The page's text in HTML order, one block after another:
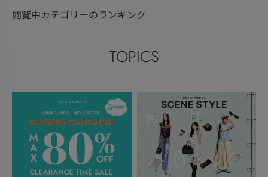
閲覧中カテゴリーのランキング
TOPICS